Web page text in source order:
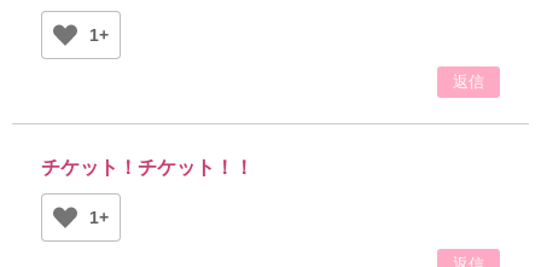
1+
返信
チケット！チケット！！
1+